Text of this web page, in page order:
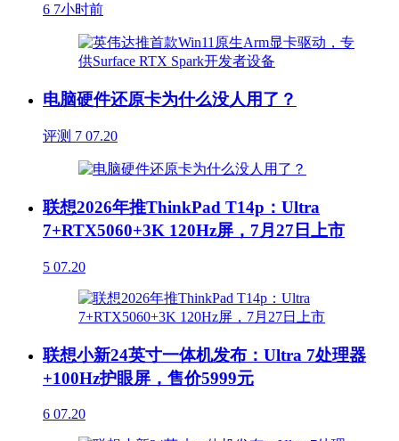
6 7小时前
电脑硬件还原卡为什么没人用了？
评测 7 07.20
联想2026年推ThinkPad T14p：Ultra
7+RTX5060+3K 120Hz屏，7月27日上市
5 07.20
联想小新24英寸一体机发布：Ultra 7处理器
+100Hz护眼屏，售价5999元
6 07.20